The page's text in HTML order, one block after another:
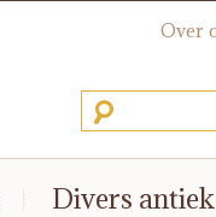
Over
Divers antiek